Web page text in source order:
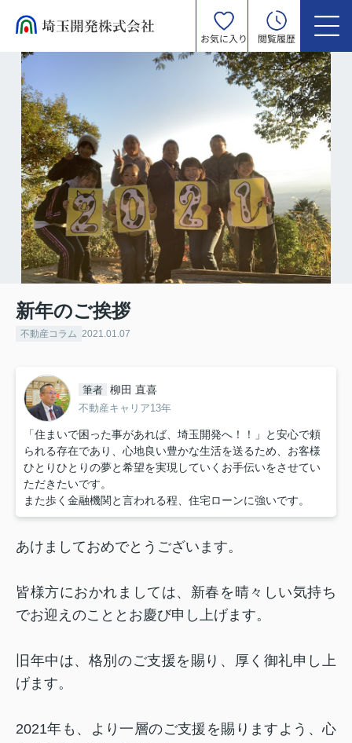
お気に入り 閲覧履歴
新年のご挨拶
不動産コラム 2021.01.07
筆者 柳田 直喜
不動産キャリア13年
「住まいで困った事があれば、埼玉開発へ！！」と安心で頼
られる存在であり、心地良い豊かな生活を送るため、お客様
ひとりひとりの夢と希望を実現していくお手伝いをさせてい
ただきたいです。
また歩く金融機関と言われる程、住宅ローンに強いです。
あけましておめでとうございます。
皆様方におかれましては、新春を晴々しい気持ち
でお迎えのこととお慶び申し上げます。
旧年中は、格別のご支援を賜り、厚く御礼申し上
げます。
2021年も、より一層のご支援を賜りますよう、心